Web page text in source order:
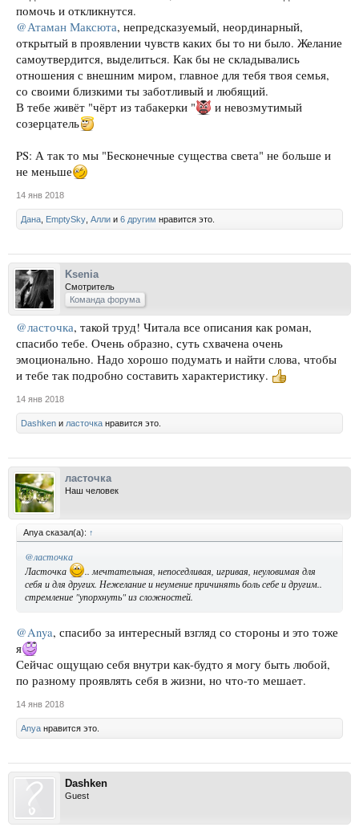
помочь и откликнутся.
@Атаман Максюта, непредсказуемый, неординарный,
открытый в проявлении чувств каких бы то ни было. Желание
самоутвердится, выделиться. Как бы не складывались
отношения с внешним миром, главное для тебя твоя семья,
со своими близкими ты заботливый и любящий.
В тебе живёт "чёрт из табакерки "
и невозмутимый
созерцатель
PS: А так то мы "Бесконечные существа света" не больше и
не меньше
14 янв 2018
Дана EmptySky Алли и 6 другим нравится это.
Ksenia
Смотритель
Команда форума
@ласточка, такой труд! Читала все описания как роман,
спасибо тебе. Очень образно, суть схвачена очень
эмоционально. Надо хорошо подумать и найти слова, чтобы
и тебе так подробно составить характеристику.
14 янв 2018
Dashken и ласточка нравится это.
ласточка
Наш человек
Anya сказал(а): ↑
@ласточка
Ласточка
.. мечтательная, непоседливая, игривая, неуловимая для
себя и для других. Нежелание и неумение причинять боль себе и другим..
стремление "упорхнуть" из сложностей.
@Anya, спасибо за интересный взгляд со стороны и это тоже
я
Сейчас ощущаю себя внутри как-будто я могу быть любой,
по разному проявлять себя в жизни, но что-то мешает.
14 янв 2018
Anya нравится это.
Dashken
Guest